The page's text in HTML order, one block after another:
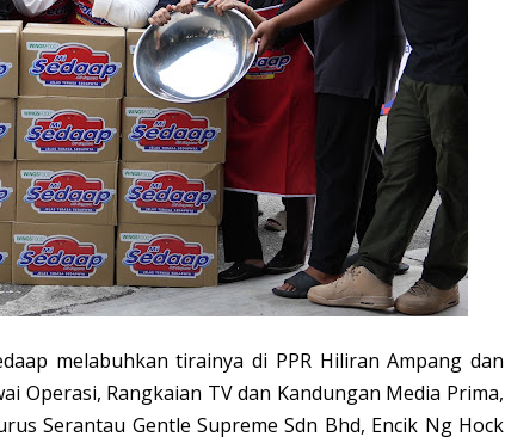
melabuhkan tirainya di PPR Hiliran Ampang dan
Operasi, Rangkaian TV dan Kandungan Media Prima,
Serantau Gentle Supreme Sdn Bhd, Encik Ng Hock